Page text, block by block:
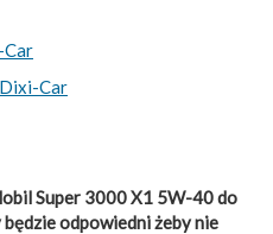
Car
Car
Super 3000 X1 5W-40 do
odpowiedni żeby nie